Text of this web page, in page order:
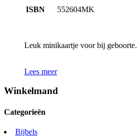
ISBN 552604MK
Leuk minikaartje voor bij geboorte.
Lees meer
Winkelmand
Categorieën
Bijbels